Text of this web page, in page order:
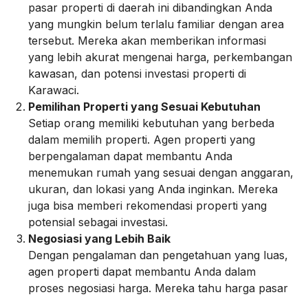
pasar properti di daerah ini dibandingkan Anda
yang mungkin belum terlalu familiar dengan area
tersebut. Mereka akan memberikan informasi
yang lebih akurat mengenai harga, perkembangan
kawasan, dan potensi investasi properti di
Karawaci.
Pemilihan Properti yang Sesuai Kebutuhan
Setiap orang memiliki kebutuhan yang berbeda
dalam memilih properti. Agen properti yang
berpengalaman dapat membantu Anda
menemukan rumah yang sesuai dengan anggaran,
ukuran, dan lokasi yang Anda inginkan. Mereka
juga bisa memberi rekomendasi properti yang
potensial sebagai investasi.
Negosiasi yang Lebih Baik
Dengan pengalaman dan pengetahuan yang luas,
agen properti dapat membantu Anda dalam
proses negosiasi harga. Mereka tahu harga pasar